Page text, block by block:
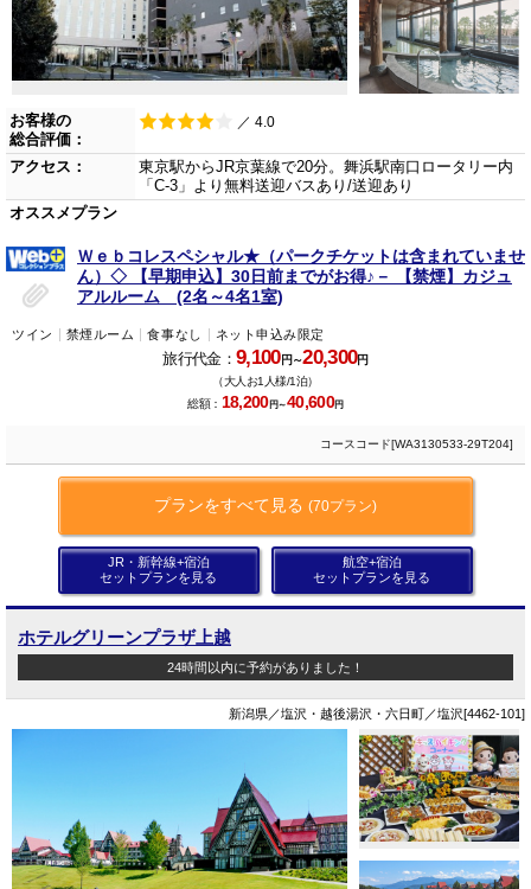
お客様の
総合評価：
／ 4.0
アクセス：
東京駅からJR京葉線で20分。舞浜駅南口ロータリー内
「C-3」より無料送迎バスあり/送迎あり
オススメプラン
Ｗｅｂコレスペシャル★（パークチケットは含まれていませ
ん）◇ 【早期申込】30日前までがお得♪－ 【禁煙】カジュ
アルルーム (2名～4名1室)
ツイン 禁煙ルーム 食事なし ネット申込み限定
旅行代金： 9,100円～20,300円
（大人お1人様/1泊）
総額： 18,200円～40,600円
コースコード[WA3130533-29T204]
プランをすべて見る (70プラン)
JR・新幹線+宿泊
セットプランを見る
航空+宿泊
セットプランを見る
ホテルグリーンプラザ上越
24時間以内に予約がありました！
新潟県／塩沢・越後湯沢・六日町／塩沢[4462-101]